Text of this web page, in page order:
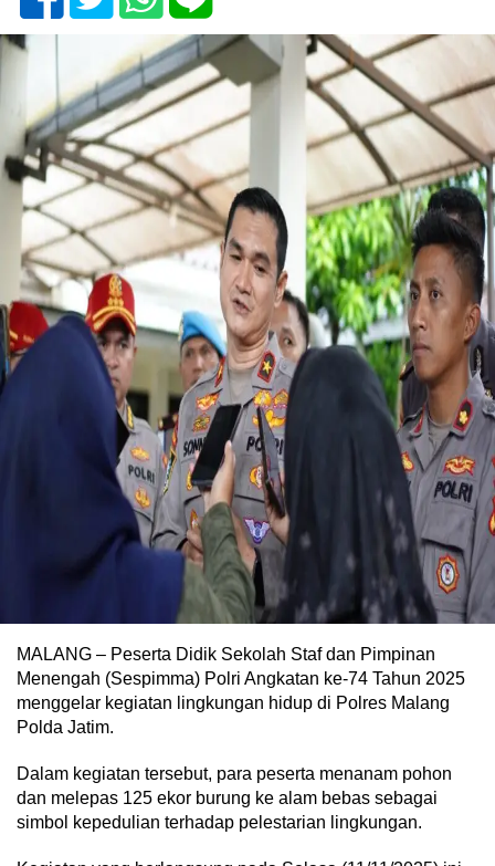
MALANG – Peserta Didik Sekolah Staf dan Pimpinan
Menengah (Sespimma) Polri Angkatan ke-74 Tahun 2025
menggelar kegiatan lingkungan hidup di Polres Malang
Polda Jatim.
Dalam kegiatan tersebut, para peserta menanam pohon
dan melepas 125 ekor burung ke alam bebas sebagai
simbol kepedulian terhadap pelestarian lingkungan.